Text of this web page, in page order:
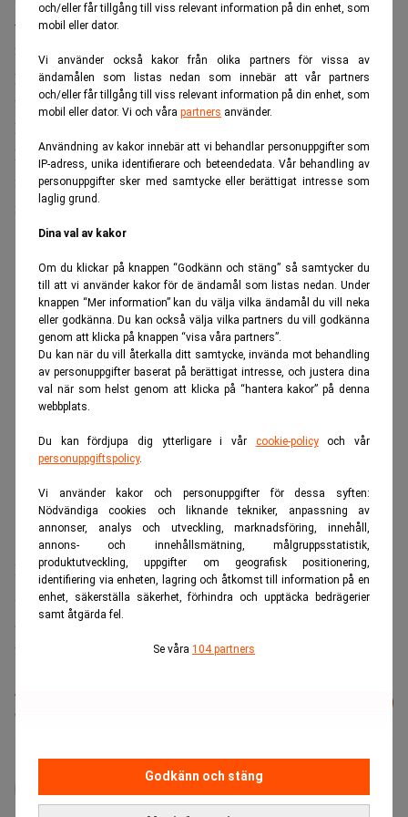
och/eller får tillgång till viss relevant information på din enhet, som
mobil eller dator.
Vi använder också kakor från olika partners för vissa av
ändamålen som listas nedan som innebär att vår partners
och/eller får tillgång till viss relevant information på din enhet, som
mobil eller dator. Vi och våra partners använder.
Användning av kakor innebär att vi behandlar personuppgifter som
IP-adress, unika identifierare och beteendedata. Vår behandling av
personuppgifter sker med samtycke eller berättigat intresse som
laglig grund.
Dina val av kakor
Om du klickar på knappen “Godkänn och stäng” så samtycker du
till att vi använder kakor för de ändamål som listas nedan. Under
knappen “Mer information” kan du välja vilka ändamål du vill neka
eller godkänna. Du kan också välja vilka partners du vill godkänna
genom att klicka på knappen “visa våra partners”.
Du kan när du vill återkalla ditt samtycke, invända mot behandling
av personuppgifter baserat på berättigat intresse, och justera dina
val när som helst genom att klicka på “hantera kakor” på denna
webbplats.
Du kan fördjupa dig ytterligare i vår cookie-policyoch vår
personuppgiftspolicy.
Vi använder kakor och personuppgifter för dessa syften:
Nödvändiga cookies och liknande tekniker, anpassning av
annonser, analys och utveckling, marknadsföring, innehåll,
annons- och innehållsmätning, målgruppsstatistik,
produktutveckling, uppgifter om geografisk positionering,
identifiering via enheten, lagring och åtkomst till information på en
enhet, säkerställa säkerhet, förhindra och upptäcka bedrägerier
samt åtgärda fel.
Se våra 104 partners
Godkänn och stäng
– Det finns också en stor variation i seriositeten bland
rådgivarna, och det kan resultera i att man investerar i
produkter med fel risker, eller produkter som man inte
förstår, säger Björkmo.
Ett annat problem med försäkringsförmedlingen är att
konsumenterna ofta uppfattar att de har fått rådgivning,
när förmedlaren själv anser att han ägnat sig åt
marknadsföring.
FI siktar på att komma med skärpta föreskrifter under
slutet av det här året och början på nästa. En av tankarna i
arbetet är att införa någon form av ”körkort” eller licens
för försäkringsförmedlarna.
Läs mer från Realtid - vårt nyhetsbrev
är kostnadsfritt:
administrator